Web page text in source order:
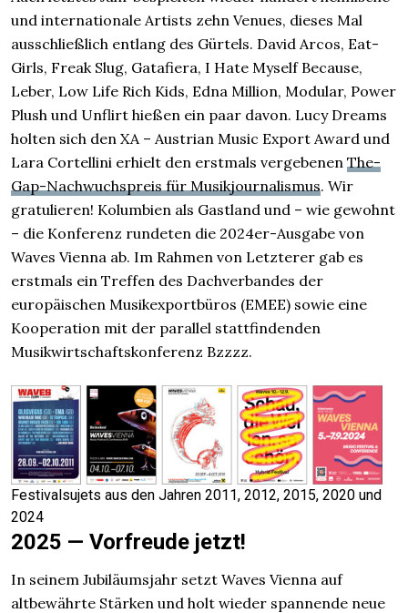
und internationale Artists zehn Venues, dieses Mal
ausschließlich entlang des Gürtels. David Arcos, Eat-
Girls, Freak Slug, Gatafiera, I Hate Myself Because,
Leber, Low Life Rich Kids, Edna Million, Modular, Power
Plush und Unflirt hießen ein paar davon. Lucy Dreams
holten sich den XA – Austrian Music Export Award und
Lara Cortellini erhielt den erstmals vergebenen The-
Gap-Nachwuchspreis für Musikjournalismus. Wir
gratulieren! Kolumbien als Gastland und – wie gewohnt
– die Konferenz rundeten die 2024er-Ausgabe von
Waves Vienna ab. Im Rahmen von Letzterer gab es
erstmals ein Treffen des Dachverbandes der
europäischen Musikexportbüros (EMEE) sowie eine
Kooperation mit der parallel stattfindenden
Musikwirtschaftskonferenz Bzzzz.
Festivalsujets aus den Jahren 2011, 2012, 2015, 2020 und
2024
2025 — Vorfreude jetzt!
In seinem Jubiläumsjahr setzt Waves Vienna auf
altbewährte Stärken und holt wieder spannende neue